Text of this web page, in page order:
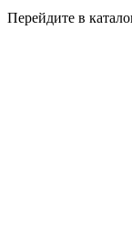
Перейдите в